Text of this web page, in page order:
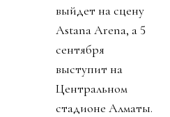
выйдет на сцену
Astana Arena, а 5
сентября
выступит на
Центральном
стадионе Алматы.